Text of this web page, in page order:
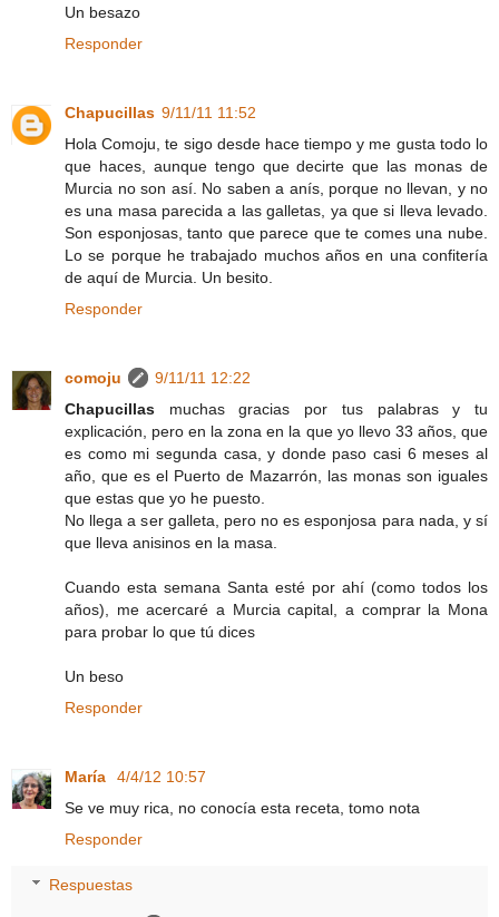
Un besazo
Responder
Chapucillas 9/11/11 11:52
Hola Comoju, te sigo desde hace tiempo y me gusta todo lo
que haces, aunque tengo que decirte que las monas de
Murcia no son así. No saben a anís, porque no llevan, y no
es una masa parecida a las galletas, ya que si lleva levado.
Son esponjosas, tanto que parece que te comes una nube.
Lo se porque he trabajado muchos años en una confitería
de aquí de Murcia. Un besito.
Responder
comoju
9/11/11 12:22
Chapucillas muchas gracias por tus palabras y tu
explicación, pero en la zona en la que yo llevo 33 años, que
es como mi segunda casa, y donde paso casi 6 meses al
año, que es el Puerto de Mazarrón, las monas son iguales
que estas que yo he puesto.
No llega a ser galleta, pero no es esponjosa para nada, y sí
que lleva anisinos en la masa.
Cuando esta semana Santa esté por ahí (como todos los
años), me acercaré a Murcia capital, a comprar la Mona
para probar lo que tú dices
Un beso
Responder
María
4/4/12 10:57
Se ve muy rica, no conocía esta receta, tomo nota
Responder
Respuestas